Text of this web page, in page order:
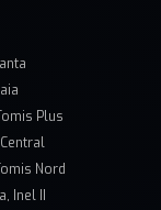
Plus
Nord
Inel II